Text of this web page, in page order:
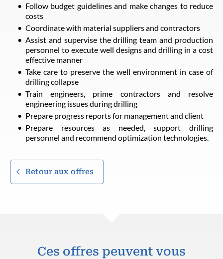
Follow budget guidelines and make changes to reduce
costs
Coordinate with material suppliers and contractors
Assist and supervise the drilling team and production
personnel to execute well designs and drilling in a cost
effective manner
Take care to preserve the well environment in case of
drilling collapse
Train engineers, prime contractors and resolve
engineering issues during drilling
Prepare progress reports for management and client
Prepare resources as needed, support drilling
personnel and recommend optimization technologies.
Retour aux offres
Ces offres peuvent vous